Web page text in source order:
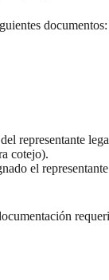
documentos:
representante
cotejo).
el